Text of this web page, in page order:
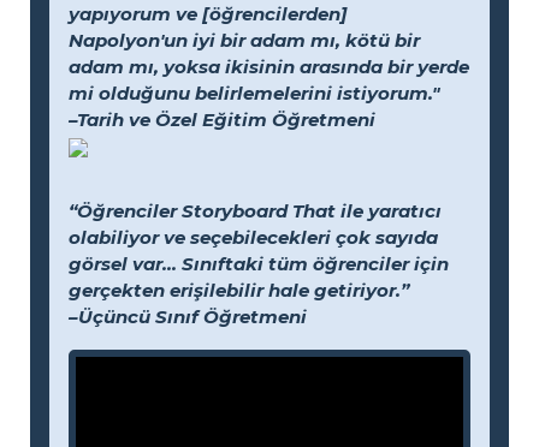
yapıyorum ve [öğrencilerden]
Napolyon'un iyi bir adam mı, kötü bir
adam mı, yoksa ikisinin arasında bir yerde
mi olduğunu belirlemelerini istiyorum."
–Tarih ve Özel Eğitim Öğretmeni
“Öğrenciler Storyboard That ile yaratıcı
olabiliyor ve seçebilecekleri çok sayıda
görsel var... Sınıftaki tüm öğrenciler için
gerçekten erişilebilir hale getiriyor.”
–Üçüncü Sınıf Öğretmeni